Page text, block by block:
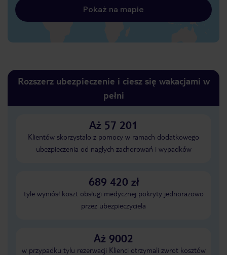
Pokaż na mapie
Rozszerz ubezpieczenie i ciesz się wakacjami w
pełni
Aż 57 201
Klientów skorzystało z pomocy w ramach dodatkowego
ubezpieczenia od nagłych zachorowań i wypadków
689 420 zł
tyle wyniósł koszt obsługi medycznej pokryty jednorazowo
przez ubezpieczyciela
Aż 9002
w przypadku tylu rezerwacji Klienci otrzymali zwrot kosztów